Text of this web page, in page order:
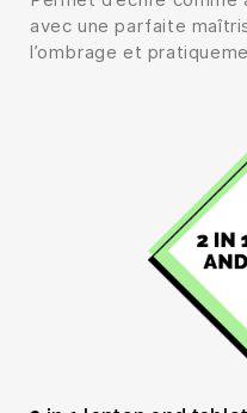
avec une parfaite
l’ombrage et